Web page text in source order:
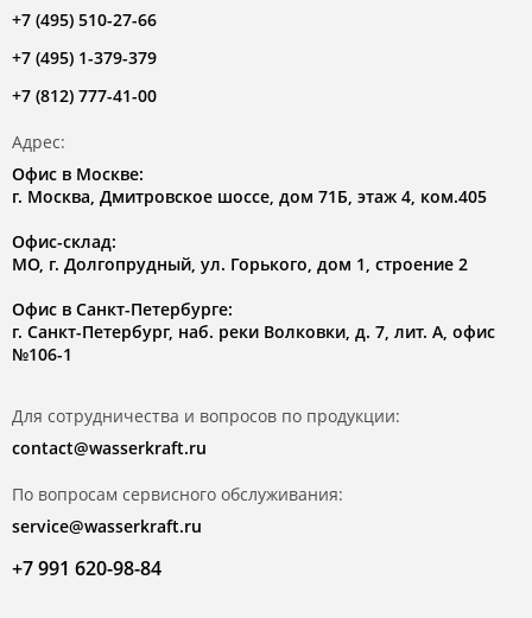
+7 (495) 510-27-66
+7 (495) 1-379-379
+7 (812) 777-41-00
Адрес:
Офис в Москве:
г. Москва, Дмитровское шоссе, дом 71Б, этаж 4, ком.405
Офис-склад:
МО, г. Долгопрудный, ул. Горького, дом 1, строение 2
Офис в Санкт-Петербурге:
г. Санкт-Петербург, наб. реки Волковки, д. 7, лит. А, офис
№106-1
Для сотрудничества и вопросов по продукции:
contact@wasserkraft.ru
По вопросам сервисного обслуживания:
service@wasserkraft.ru
+7 991 620-98-84